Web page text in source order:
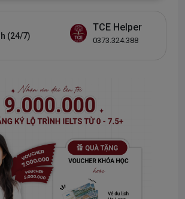
(24/7)
TCE Helper
0373.324.388